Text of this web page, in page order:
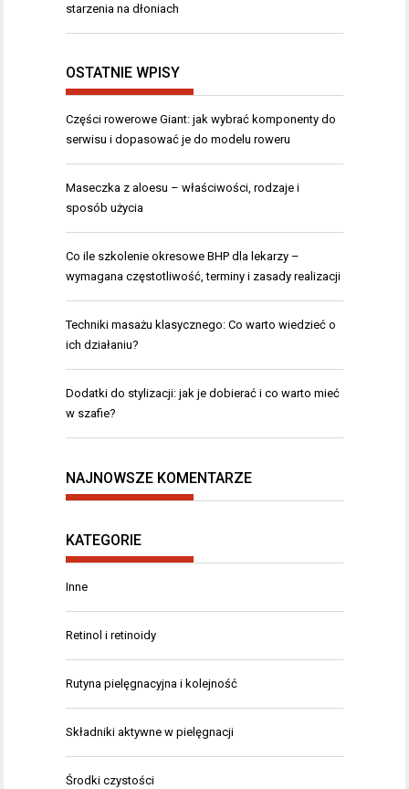
starzenia na dłoniach
OSTATNIE WPISY
Części rowerowe Giant: jak wybrać komponenty do
serwisu i dopasować je do modelu roweru
Maseczka z aloesu – właściwości, rodzaje i
sposób użycia
Co ile szkolenie okresowe BHP dla lekarzy –
wymagana częstotliwość, terminy i zasady realizacji
Techniki masażu klasycznego: Co warto wiedzieć o
ich działaniu?
Dodatki do stylizacji: jak je dobierać i co warto mieć
w szafie?
NAJNOWSZE KOMENTARZE
KATEGORIE
Inne
Retinol i retinoidy
Rutyna pielęgnacyjna i kolejność
Składniki aktywne w pielęgnacji
Środki czystości